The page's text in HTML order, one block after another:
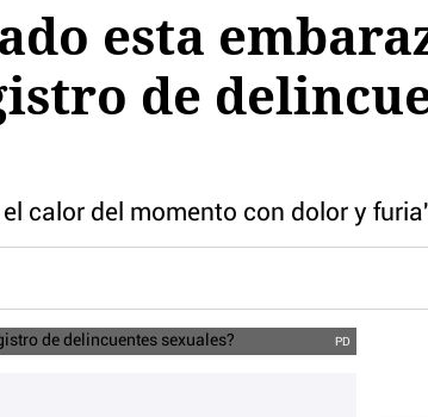
esta
de
calor del momento con dolor y
PD